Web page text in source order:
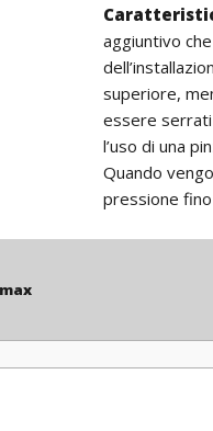
aggiuntivo
superiore,
essere serrati
l’uso di una
Quando
pressione